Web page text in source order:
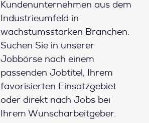
Kundenunternehmen aus dem
Industrieumfeld in
wachstumsstarken Branchen.
Suchen Sie in unserer
Jobbörse nach einem
passenden Jobtitel, Ihrem
favorisierten Einsatzgebiet
oder direkt nach Jobs bei
Ihrem Wunscharbeitgeber.